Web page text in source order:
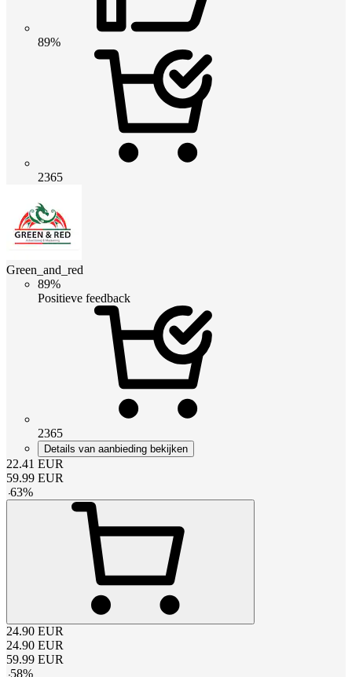
89%
2365
Green_and_red
89%
Positieve feedback
2365
Details van aanbieding bekijken
22.41 EUR
59.99 EUR
-63%
24.90 EUR
24.90 EUR
59.99 EUR
-58%